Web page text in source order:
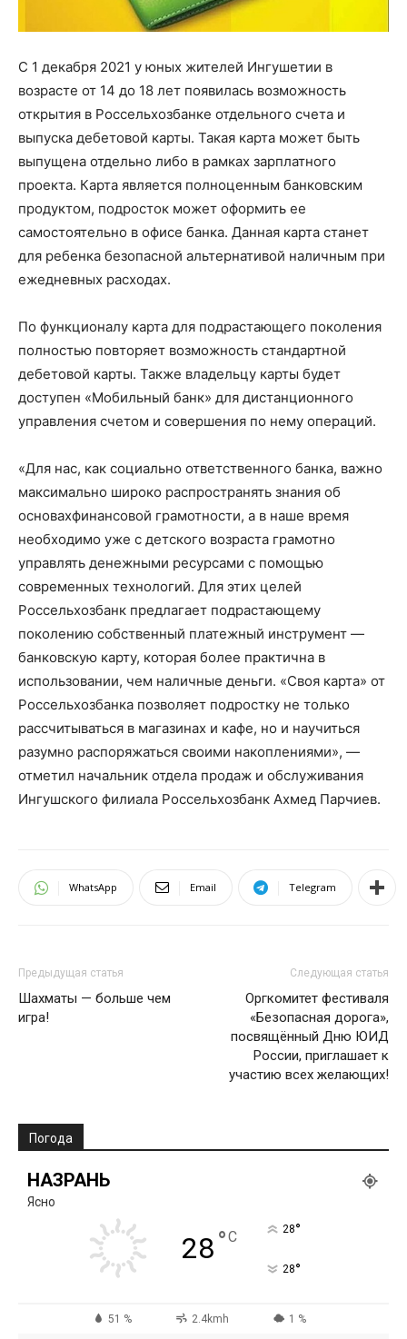
С 1 декабря 2021 у юных жителей Ингушетии в
возрасте от 14 до 18 лет появилась возможность
открытия в Россельхозбанке отдельного счета и
выпуска дебетовой карты. Такая карта может быть
выпущена отдельно либо в рамках зарплатного
проекта. Карта является полноценным банковским
продуктом, подросток может оформить ее
самостоятельно в офисе банка. Данная карта станет
для ребенка безопасной альтернативой наличным при
ежедневных расходах.
По функционалу карта для подрастающего поколения
полностью повторяет возможность стандартной
дебетовой карты. Также владельцу карты будет
доступен «Мобильный банк» для дистанционного
управления счетом и совершения по нему операций.
«Для нас, как социально ответственного банка, важно
максимально широко распространять знания об
основахфинансовой грамотности, а в наше время
необходимо уже с детского возраста грамотно
управлять денежными ресурсами с помощью
современных технологий. Для этих целей
Россельхозбанк предлагает подрастающему
поколению собственный платежный инструмент —
банковскую карту, которая более практична в
использовании, чем наличные деньги. «Своя карта» от
Россельхозбанка позволяет подростку не только
рассчитываться в магазинах и кафе, но и научиться
разумно распоряжаться своими накоплениями», —
отметил начальник отдела продаж и обслуживания
Ингушского филиала Россельхозбанк Ахмед Парчиев.
WhatsApp Email Telegram
Предыдущая статья
Шахматы — больше чем
игра!
Следующая статья
Оргкомитет фестиваля
«Безопасная дорога»,
посвящённый Дню ЮИД
России, приглашает к
участию всех желающих!
Погода
НАЗРАНЬ
Ясно
28°C 28°
28°
51 % 2.4kmh 1 %